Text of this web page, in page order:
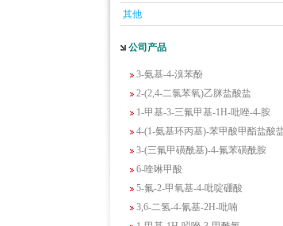
其他
公司产品
2-羟甲基-4-氨基吡啶
甲基丙烯酸乙酯
3-氨基-4-溴苯酚
2-(2,4-二氯苯氧)乙脒盐酸盐
1-甲基-3-三氟甲基-1H-吡唑-4-胺
4-(1-氨基环丙基)-苯甲酸甲酯盐酸盐
3-(三氟甲磺酰基)-4-氟苯磺酰胺
6-喹啉甲酸
5-氟-2-甲氧基-4-吡啶硼酸
3,6-二氢-4-氰基-2H-吡喃
1-甲基-1H-吲唑-3-甲酰氯